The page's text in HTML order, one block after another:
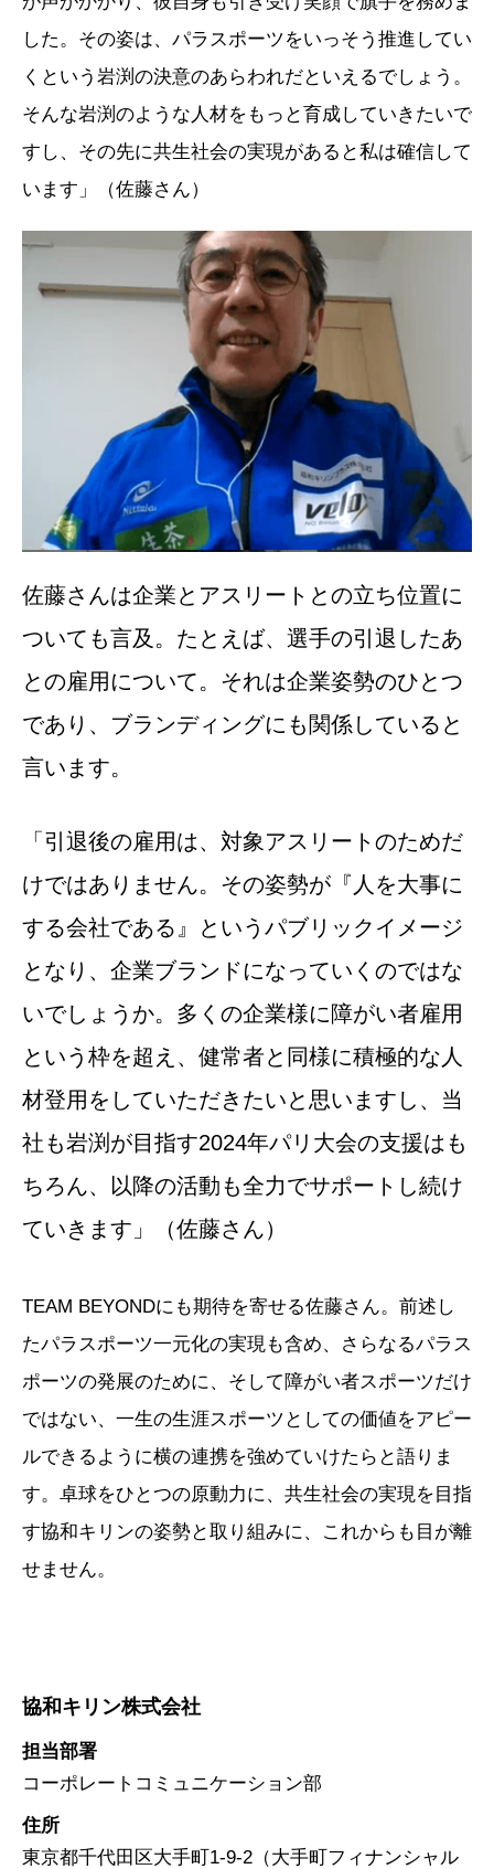
した。その姿は、パラスポーツをいっそう推進してい
くという岩渕の決意のあらわれだといえるでしょう。
そんな岩渕のような人材をもっと育成していきたいで
すし、その先に共生社会の実現があると私は確信して
います」（佐藤さん）
佐藤さんは企業とアスリートとの立ち位置に
ついても言及。たとえば、選手の引退したあ
との雇用について。それは企業姿勢のひとつ
であり、ブランディングにも関係していると
言います。
「引退後の雇用は、対象アスリートのためだ
けではありません。その姿勢が『人を大事に
する会社である』というパブリックイメージ
となり、企業ブランドになっていくのではな
いでしょうか。多くの企業様に障がい者雇用
という枠を超え、健常者と同様に積極的な人
材登用をしていただきたいと思いますし、当
社も岩渕が目指す2024年パリ大会の支援はも
ちろん、以降の活動も全力でサポートし続け
ていきます」（佐藤さん）
TEAM BEYONDにも期待を寄せる佐藤さん。前述し
たパラスポーツ一元化の実現も含め、さらなるパラス
ポーツの発展のために、そして障がい者スポーツだけ
ではない、一生の生涯スポーツとしての価値をアピー
ルできるように横の連携を強めていけたらと語りま
す。卓球をひとつの原動力に、共生社会の実現を目指
す協和キリンの姿勢と取り組みに、これからも目が離
せません。
協和キリン株式会社
担当部署
コーポレートコミュニケーション部
住所
東京都千代田区大手町1-9-2（大手町フィナンシャル